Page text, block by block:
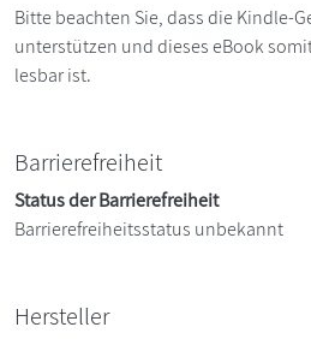
Bitte beachten Sie, dass die Kindle-
unterstützen und dieses eBook
lesbar ist.
Barrierefreiheit
Status der Barrierefreiheit
Barrierefreiheitsstatus unbekannt
Hersteller